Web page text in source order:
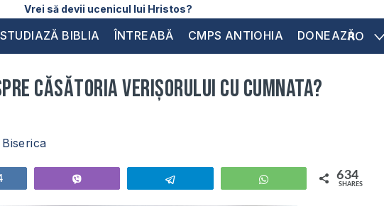
Vrei să devii ucenicul lui Hristos?
STUDIAZĂ BIBLIA ÎNTREABĂ CMPS ANTIOHIA DONEAZĂRO
căsătoria verişorului cu cumnata?
Biserica
WhatsApp 634
SHARES